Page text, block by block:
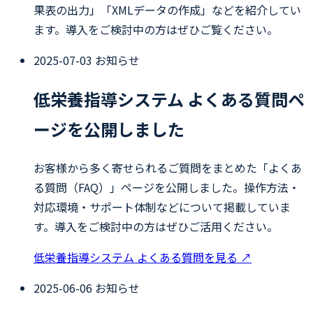
果表の出力」「XMLデータの作成」などを紹介してい
ます。導入をご検討中の方はぜひご覧ください。
2025-07-03 お知らせ
低栄養指導システム よくある質問ペ
ージを公開しました
お客様から多く寄せられるご質問をまとめた「よくあ
る質問（FAQ）」ページを公開しました。操作方法・
対応環境・サポート体制などについて掲載していま
す。導入をご検討中の方はぜひご活用ください。
低栄養指導システム よくある質問を見る ↗
2025-06-06 お知らせ